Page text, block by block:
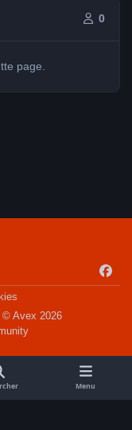
0
page.
a
o
k
© Avex 2026
Menu